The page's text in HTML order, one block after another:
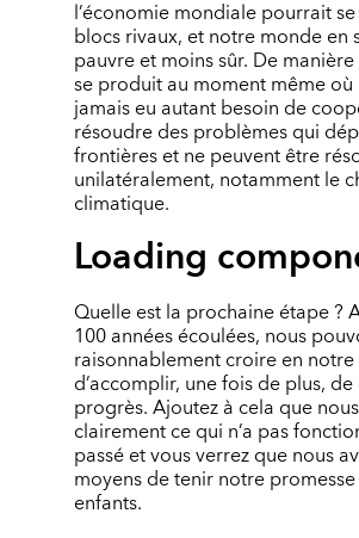
l’économie mondiale pourrait
blocs rivaux, et notre monde en
pauvre et moins sûr. De
se produit au moment même où
jamais eu autant besoin de
résoudre des problèmes qui
frontières et ne peuvent être
unilatéralement, notamment le
climatique.
Loading
Quelle est la prochaine étape ?
100 années écoulées, nous
raisonnablement croire en
d’accomplir, une fois de plus,
progrès. Ajoutez à cela que
clairement ce qui n’a pas
passé et vous verrez que nous
moyens de tenir notre
enfants.